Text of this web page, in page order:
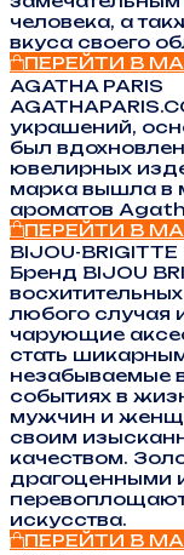
человека, а
вкуса своего
ПЕРЕЙТИ В
AGATHA PARIS
украшений,
был
ювелирных
марка вышла в
ароматов
ПЕРЕЙТИ В
BIJOU-BRIGITTE
Бренд BIJOU
любого случая
чарующие
стать
незабываемые
событиях в
мужчин и
своим
качеством.
драгоценными
искусства.
ПЕРЕЙТИ В